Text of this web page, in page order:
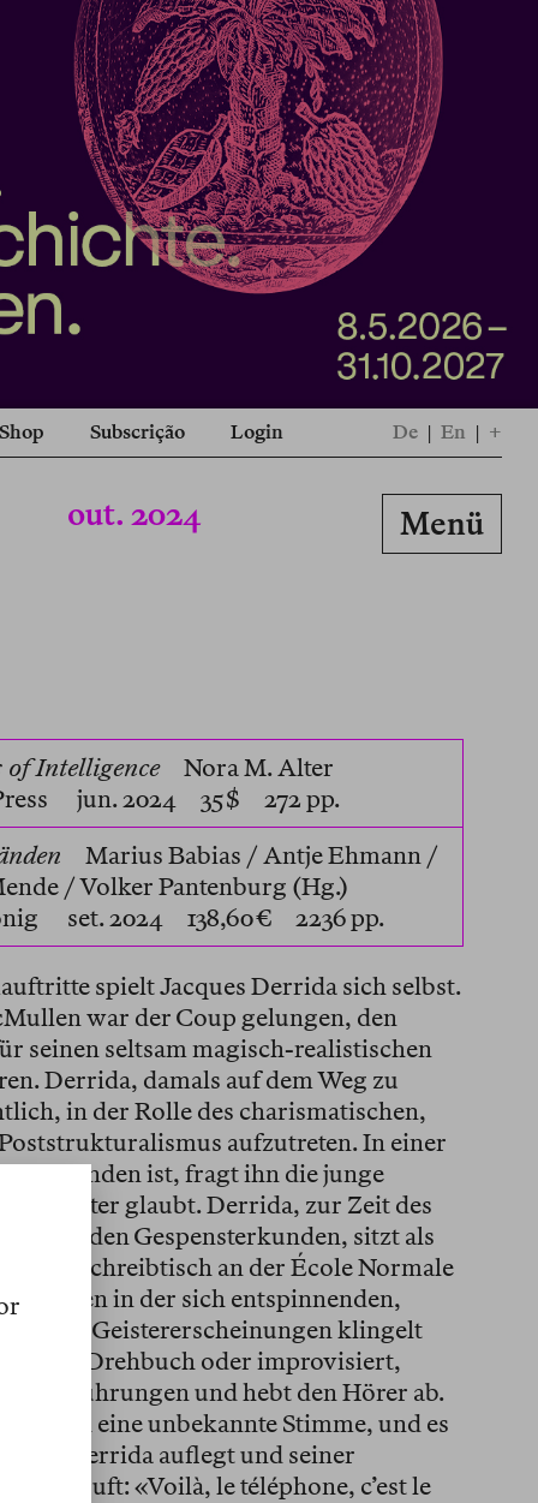
Shop Subscrição Login De | En | +
out. 2024 Menü
Intelligence
Nora M. Alter
jun. 2024 35 $ 272 pp.
Marius Babias / Antje Ehmann /
/ Volker Pantenburg (Hg.)
set. 2024 138,60 € 2236 pp.
spielt Jacques Derrida sich selbst.
war der Coup gelungen, den
seinen seltsam magisch-realistischen
Derrida, damals auf dem Weg zu
in der Rolle des charismatischen,
aufzutreten. In einer
ist, fragt ihn die junge
glaubt. Derrida, zur Zeit des
Gespensterkunden, sitzt als
dem Schreibtisch an der École Normale
Mitten in der sich entspinnenden,
über Geistererscheinungen klingelt
laut Drehbuch oder improvisiert,
Ausführungen und hebt den Hörer ab.
sich eine unbekannte Stimme, und es
bis Derrida auflegt und seiner
zuruft: «Voilà, le téléphone, c’est le